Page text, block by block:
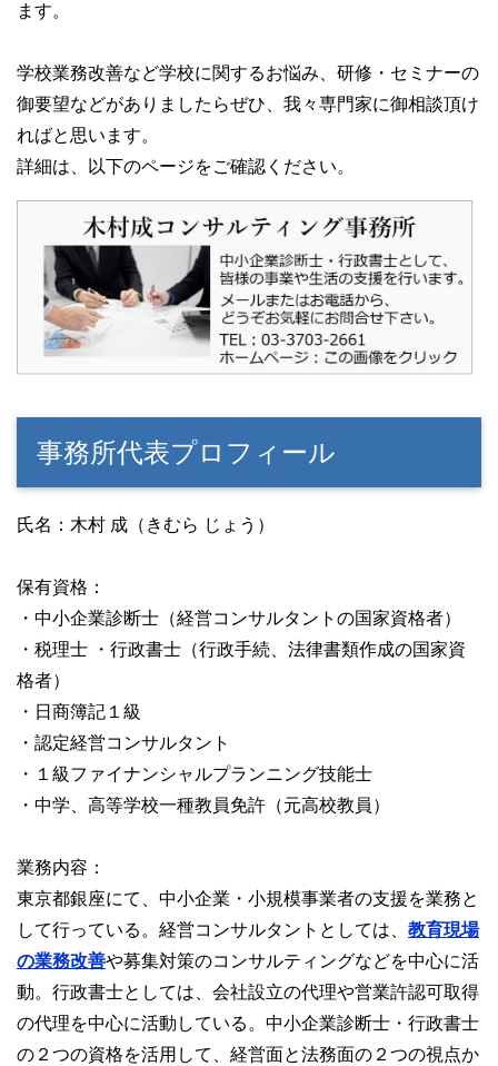
ます。
学校業務改善など学校に関するお悩み、研修・セミナーの
御要望などがありましたらぜひ、我々専門家に御相談頂け
ればと思います。
詳細は、以下のページをご確認ください。
事務所代表プロフィール
氏名：木村 成（きむら じょう）
保有資格：
・中小企業診断士（経営コンサルタントの国家資格者）
・税理士 ・行政書士（行政手続、法律書類作成の国家資
格者）
・日商簿記１級
・認定経営コンサルタント
・１級ファイナンシャルプランニング技能士
・中学、高等学校一種教員免許（元高校教員）
業務内容：
東京都銀座にて、中小企業・小規模事業者の支援を業務と
して行っている。経営コンサルタントとしては、 教育現場
の業務改善や募集対策のコンサルティングなどを中心に活
動。行政書士としては、会社設立の代理や営業許認可取得
の代理を中心に活動している。中小企業診断士・行政書士
の２つの資格を活用して、経営面と法務面の２つの視点か